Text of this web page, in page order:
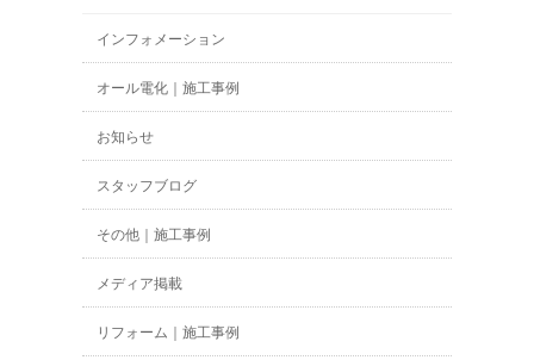
インフォメーション
オール電化｜施工事例
お知らせ
スタッフブログ
その他｜施工事例
メディア掲載
リフォーム｜施工事例